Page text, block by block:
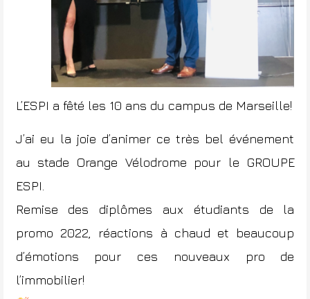
L’ESPI a fêté les 10 ans du campus de Marseille!
J’ai eu la joie d’animer ce très bel événement
au stade Orange Vélodrome pour le GROUPE
ESPI.
Remise des diplômes aux étudiants de la
promo 2022, réactions à chaud et beaucoup
d’émotions pour ces nouveaux pro de
l’immobilier!